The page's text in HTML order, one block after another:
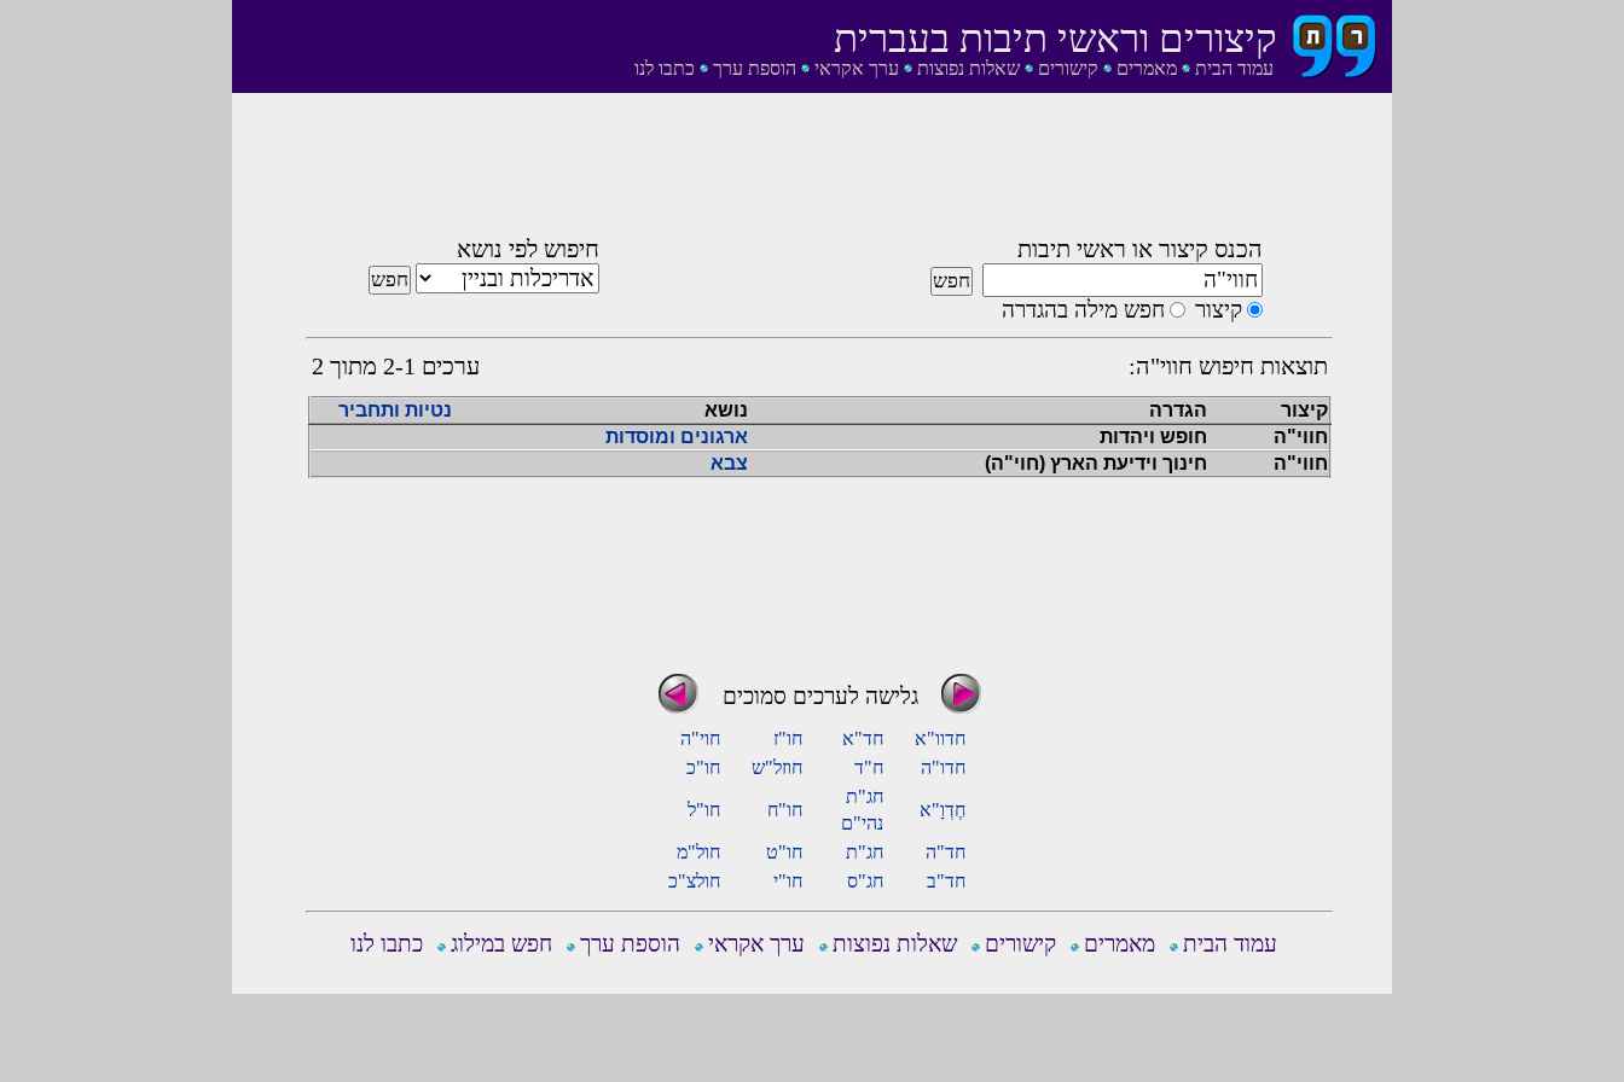
עמוד הבית מאמרים קישורים שאלות נפוצות ערך אקראי הוספת ערך כתבו לנו
קיצורים וראשי תיבות בעברית
הכנס קיצור או ראשי תיבות
קיצור חפש מילה בהגדרה
חיפוש לפי נושא
תוצאות חיפוש חווי"ה: ערכים 2-1 מתוך 2
קיצור הגדרה נושא
נטיות ותחביר
חווי"ה
חופש ויהדות
ארגונים ומוסדות
חווי"ה
חינוך וידיעת הארץ (חוי"ה) צבא
גלישה לערכים סמוכים
חדוו"א חד"א חו"ז
חוי"ה
חדו"ה
ח"ד חוזל"ש חו"כ
חֶדְוָ"א
חג"ת
נהי"ם
חו"ח חו"ל
חד"ה חג"ת חו"ט
חול"מ
חד"ב
חג"ס חו"י חולצ"כ
עמוד הבית מאמרים קישורים שאלות נפוצות ערך אקראי הוספת ערך חפש במילוג כתבו לנו